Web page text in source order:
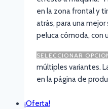
en la zona frontal y
atrás, para una
peluca cómoda, con
SELECCIONAR
múltiples variantes.
en la página de
¡Oferta!